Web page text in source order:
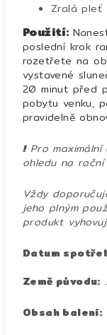
Zralá pleť
Použití:
poslední krok
rozetřete na
vystavené
20 minut před
pobytu venku,
pravidelně
!Pro maximální
ohledu na
Vždy
jeho plným
produkt
Datum
Země původu:
Obsah balení: